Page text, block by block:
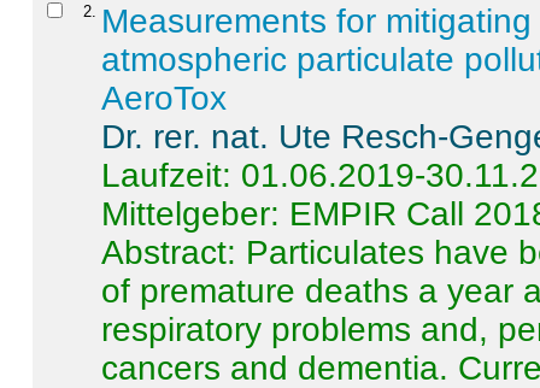
2
Measurements for
atmospheric particulate
AeroTox
Dr. rer. nat. Ute Resch-
Laufzeit: 01.06.2019-
Mittelgeber: EMPIR Call
Abstract: Particulates have
of premature deaths a year
respiratory problems and,
cancers and dementia.